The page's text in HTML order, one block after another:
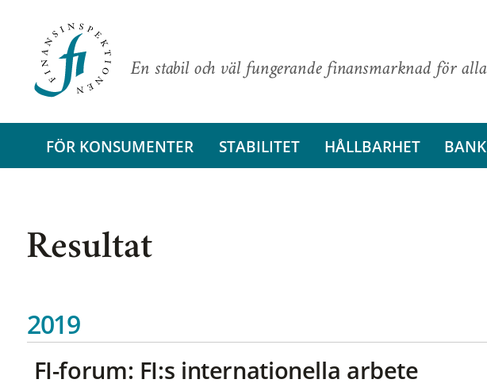
En stabil och väl fungerande finansmarknad för alla
FÖR KONSUMENTER STABILITET HÅLLBARHET BANK
Resultat
2019
FI-forum: FI:s internationella arbete